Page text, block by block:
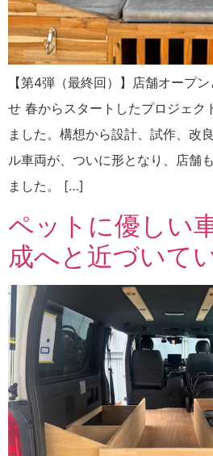
【第4弾（最終回）】店舗オープ
せ 春からスタートしたプロジェク
ました。構想から設計、試作、改
ル車両が、ついに形となり、店舗
ました。 […]
ペットに優しい
成へと近づいて